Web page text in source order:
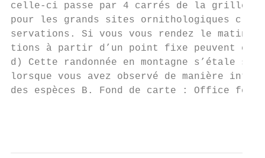
celle-ci passe par 4 carrés de la grille du
pour les grands sites ornithologiques
servations. Si vous vous rendez le matin
tions à partir d’un point fixe peuvent être
d) Cette randonnée en montagne
lorsque vous avez observé de manière
des espèces B. Fond de carte : Office